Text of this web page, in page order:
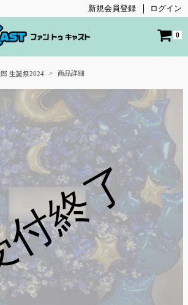
新規会員登録 ログイン
0
生誕祭2024 商品詳細
終了